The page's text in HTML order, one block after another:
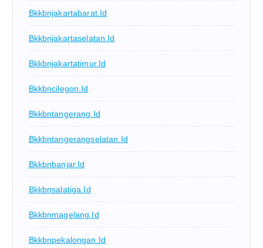
Bkkbnjakartabarat.id
Bkkbnjakartaselatan.id
Bkkbnjakartatimur.id
Bkkbncilegon.id
Bkkbntangerang.id
Bkkbntangerangselatan.id
Bkkbnbanjar.id
Bkkbnsalatiga.id
Bkkbnmagelang.id
Bkkbnpekalongan.id